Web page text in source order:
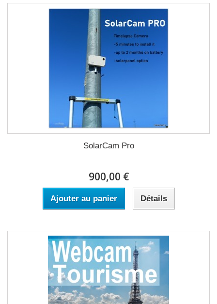
SolarCam Pro
900,00 €
Ajouter au panier Détails